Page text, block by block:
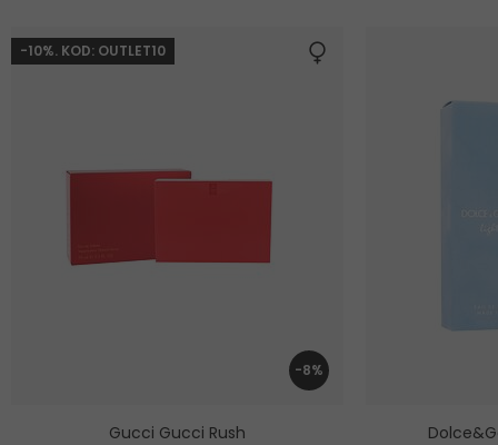
-10%. KOD: OUTLET10
-8%
Gucci Gucci Rush